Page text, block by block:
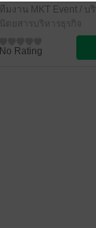
ทีมงาน MKT Event / บ
ไทเกอร์ส จำกัด
นิตยสารบริหารธุรกิจ
No Rating